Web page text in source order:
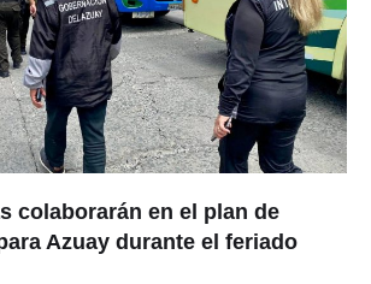
colaborarán en el plan de
Azuay durante el feriado